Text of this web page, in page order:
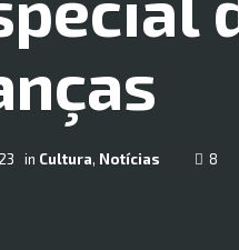
in Cultura, Notícias 8